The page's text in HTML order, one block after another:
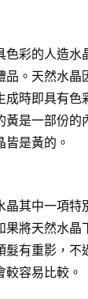
色彩的人造
品。天然水晶
成時即具有色
黃是一部份的
皆是黃的。
晶其中一項
果將天然水晶
髮有重影，
容易比較。